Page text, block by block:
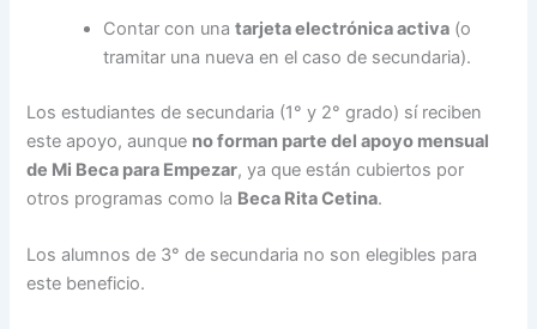
Contar con unatarjeta electrónica activa (o
tramitar una nueva en el caso de secundaria).
Los estudiantes de secundaria (1° y 2° grado) sí reciben
este apoyo, aunque no forman parte del apoyo mensual
de Mi Beca para Empezar, ya que están cubiertos por
otros programas como la Beca Rita Cetina.
Los alumnos de 3° de secundaria no son elegibles para
este beneficio.